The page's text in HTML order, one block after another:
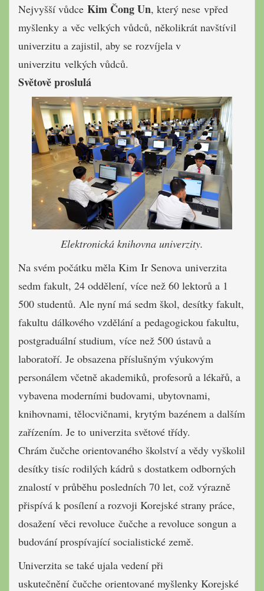
Nejvyšší vůdce Kim Čong Un, který nese vpřed
myšlenky a věc velkých vůdců, několikrát navštívil
univerzitu a zajistil, aby se rozvíjela v
univerzitu velkých vůdců.
Světově proslulá
Elektronická knihovna univerzity.
Na svém počátku měla Kim Ir Senova univerzita
sedm fakult, 24 oddělení, více než 60 lektorů a 1
500 studentů. Ale nyní má sedm škol, desítky fakult,
fakultu dálkového vzdělání a pedagogickou fakultu,
postgraduální studium, více než 500 ústavů a
laboratoří. Je obsazena příslušným výukovým
personálem včetně akademiků, profesorů a lékařů, a
vybavena moderními budovami, ubytovnami,
knihovnami, tělocvičnami, krytým bazénem a dalším
zařízením. Je to univerzita světové třídy.
Chrám čučche orientovaného školství a vědy vyškolil
desítky tisíc rodilých kádrů s dostatkem odborných
znalostí v průběhu posledních 70 let, což výrazně
přispívá k posílení a rozvoji Korejské strany práce,
dosažení věci revoluce čučche a revoluce songun a
budování prospívající socialistické země.
Univerzita se také ujala vedení při
uskutečnění čučche orientované myšlenky Korejské